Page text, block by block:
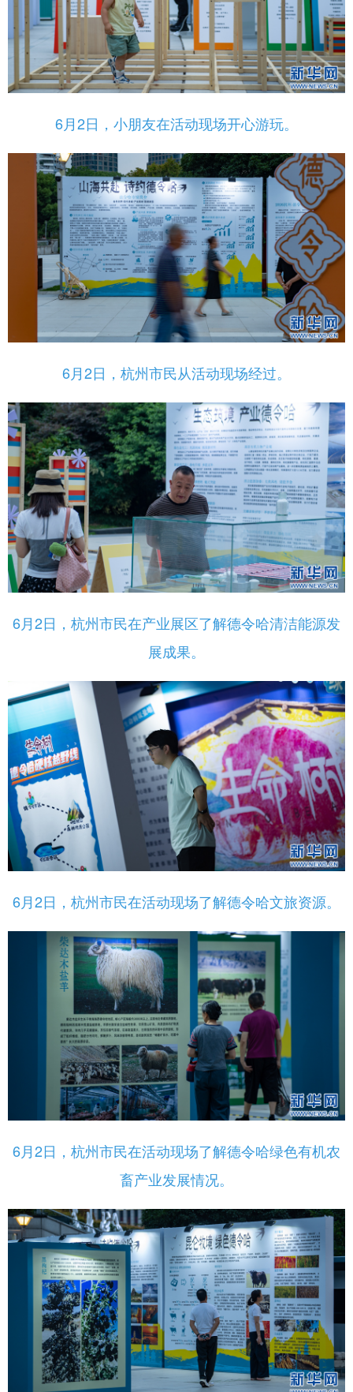
6月2日，小朋友在活动现场开心游玩。
6月2日，杭州市民从活动现场经过。
6月2日，杭州市民在产业展区了解德令哈清洁能源发
展成果。
6月2日，杭州市民在活动现场了解德令哈文旅资源。
6月2日，杭州市民在活动现场了解德令哈绿色有机农
畜产业发展情况。